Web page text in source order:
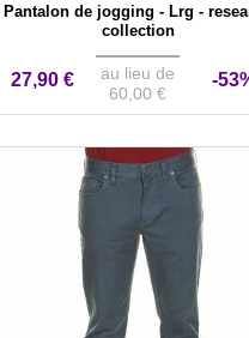
Pantalon de jogging - Lrg -
collection
27,90 €
au lieu de
60,00 €
-